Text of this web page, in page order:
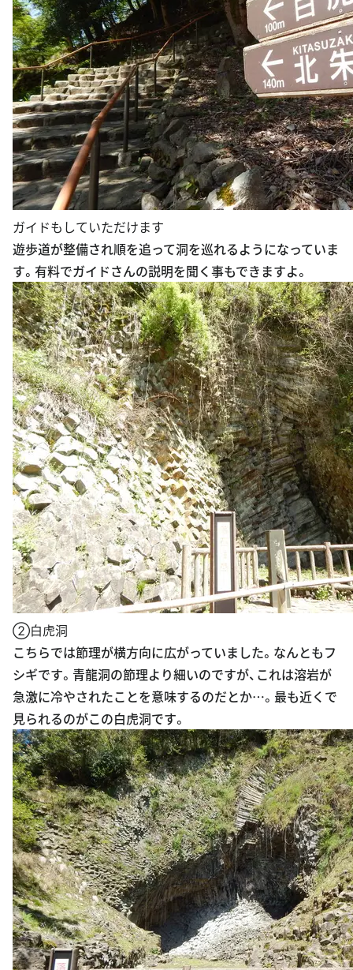
ガイドもしていただけます
遊歩道が整備され順を追って洞を巡れるようになっていま
す。有料でガイドさんの説明を聞く事もできますよ。
②白虎洞
こちらでは節理が横方向に広がっていました。なんともフ
シギです。青龍洞の節理より細いのですが、これは溶岩が
急激に冷やされたことを意味するのだとか…。最も近くで
見られるのがこの白虎洞です。